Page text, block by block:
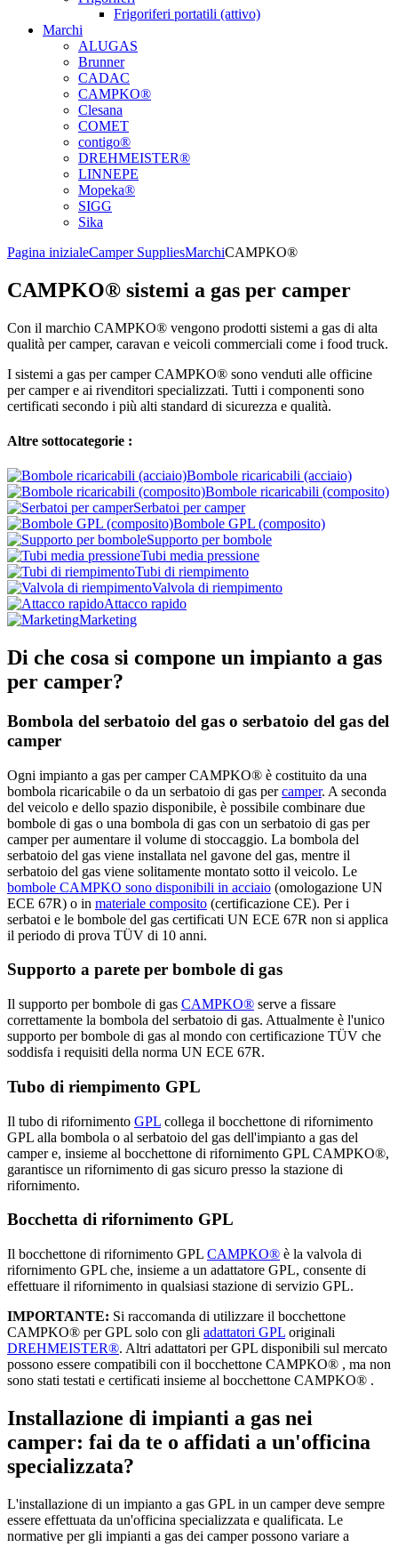
Frigoriferi portatili (attivo)
Marchi
ALUGAS
Brunner
CADAC
CAMPKO®
Clesana
COMET
contigo®
DREHMEISTER®
LINNEPE
Mopeka®
SIGG
Sika
Pagina inizialeCamper SuppliesMarchiCAMPKO®
CAMPKO® sistemi a gas per camper
Con il marchio CAMPKO® vengono prodotti sistemi a gas di alta
qualità per camper, caravan e veicoli commerciali come i food truck.
I sistemi a gas per camper CAMPKO® sono venduti alle officine
per camper e ai rivenditori specializzati. Tutti i componenti sono
certificati secondo i più alti standard di sicurezza e qualità.
Altre sottocategorie :
Bombole ricaricabili (acciaio)
Bombole ricaricabili (composito)
Serbatoi per camper
Bombole GPL (composito)
Supporto per bombole
Tubi media pressione
Tubi di riempimento
Valvola di riempimento
Attacco rapido
Marketing
Di che cosa si compone un impianto a gas
per camper?
Bombola del serbatoio del gas o serbatoio del gas del
camper
Ogni impianto a gas per camper CAMPKO® è costituito da una
bombola ricaricabile o da un serbatoio di gas percamper. A seconda
del veicolo e dello spazio disponibile, è possibile combinare due
bombole di gas o una bombola di gas con un serbatoio di gas per
camper per aumentare il volume di stoccaggio. La bombola del
serbatoio del gas viene installata nel gavone del gas, mentre il
serbatoio del gas viene solitamente montato sotto il veicolo. Le
bombole CAMPKO sono disponibili in acciaio (omologazione UN
ECE 67R) o in materiale composito (certificazione CE). Per i
serbatoi e le bombole del gas certificati UN ECE 67R non si applica
il periodo di prova TÜV di 10 anni.
Supporto a parete per bombole di gas
Il supporto per bombole di gas CAMPKO® serve a fissare
correttamente la bombola del serbatoio di gas. Attualmente è l'unico
supporto per bombole di gas al mondo con certificazione TÜV che
soddisfa i requisiti della norma UN ECE 67R.
Tubo di riempimento GPL
Il tubo di rifornimento GPL collega il bocchettone di rifornimento
GPL alla bombola o al serbatoio del gas dell'impianto a gas del
camper e, insieme al bocchettone di rifornimento GPL CAMPKO®,
garantisce un rifornimento di gas sicuro presso la stazione di
rifornimento.
Bocchetta di rifornimento GPL
Il bocchettone di rifornimento GPL CAMPKO® è la valvola di
rifornimento GPL che, insieme a un adattatore GPL, consente di
effettuare il rifornimento in qualsiasi stazione di servizio GPL.
IMPORTANTE: Si raccomanda di utilizzare il bocchettone
CAMPKO® per GPL solo con gli adattatori GPL originali
DREHMEISTER®. Altri adattatori per GPL disponibili sul mercato
possono essere compatibili con il bocchettone CAMPKO® , ma non
sono stati testati e certificati insieme al bocchettone CAMPKO® .
Installazione di impianti a gas nei
camper: fai da te o affidati a un'officina
specializzata?
L'installazione di un impianto a gas GPL in un camper deve sempre
essere effettuata da un'officina specializzata e qualificata. Le
normative per gli impianti a gas dei camper possono variare a